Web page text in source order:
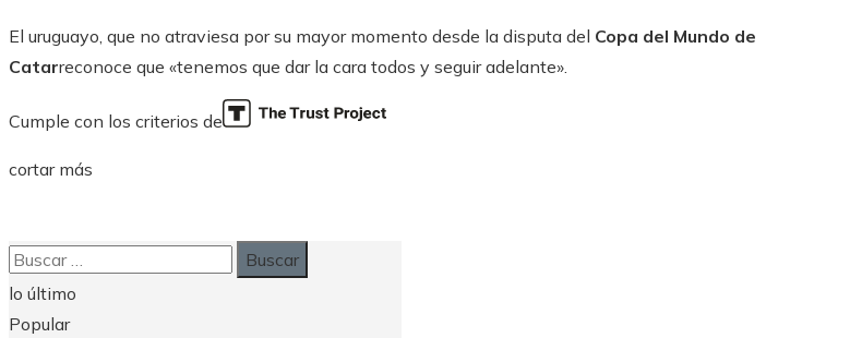
El uruguayo, que no atraviesa por su mayor momento desde la disputa del Copa del Mundo de
Catarreconoce que «tenemos que dar la cara todos y seguir adelante».
Cumple con los criterios de
cortar más
Buscar:
lo último
Popular